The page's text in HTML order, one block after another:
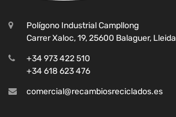
Polígono Industrial Campllong
Carrer Xaloc, 19, 25600 Balaguer, Lleida
+34 973 422 510
+34 618 623 476
comercial@recambiosreciclados.es